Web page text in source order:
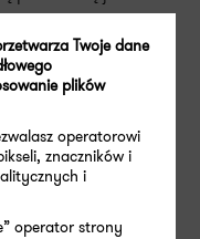
procedur
należytej
bieżące
regulacji
zmianom
Firmy
Twoje dane
plików
operatorowi
znaczników i
i
operator strony